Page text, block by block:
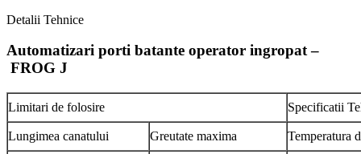
Detalii Tehnice
Automatizari porti batante operator ingropat –
FROG J
Limitari de folosire Specificatii
Lungimea canatului Greutate maxima Temperatura